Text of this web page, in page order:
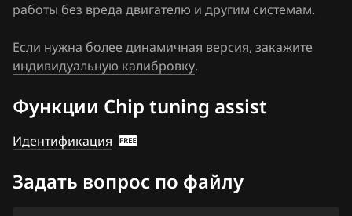
Geely
Genesis
GMC
Great Wall
Groz
0261208782_96842733
0261208782_96842734
0261208782_96842739
0261208782_96960601
0261208782_96960602
0261208782_96960604
работы без вреда двигателю и другим системам.
Если нужна более динамичная версия, закажите
индивидуальную калибровку.
Функции Chip tuning assist
Идентификация
Задать вопрос по файлу